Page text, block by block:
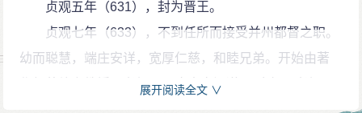
贞观五年（631），封为晋王。
贞观七年（633），不到任所而接受并州都督之职。
幼而聪慧，端庄安详，宽厚仁慈，和睦兄弟。开始由著
作郎萧德言教授《孝经》，唐太宗问道：“这部《孝经》
展开阅读全文 ∨